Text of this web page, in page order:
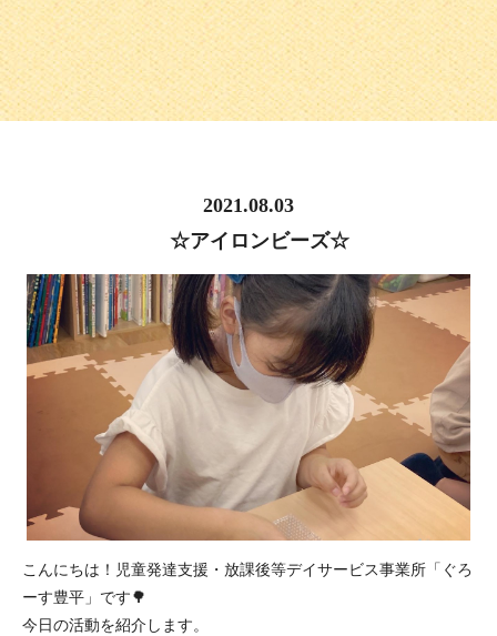
2021.08.03
☆アイロンビーズ☆
こんにちは！児童発達支援・放課後等デイサービス事業所「 ぐろ
ーす豊平」です🌳
今日の活動を紹介します。